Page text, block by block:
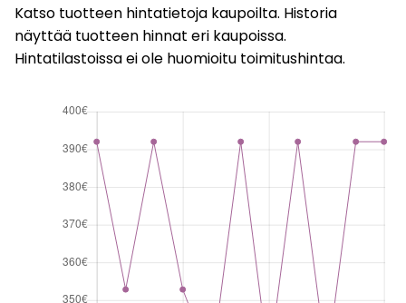
Katso tuotteen hintatietoja kaupoilta. Historia
näyttää tuotteen hinnat eri kaupoissa.
Hintatilastoissa ei ole huomioitu toimitushintaa.